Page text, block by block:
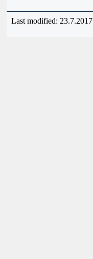
Last modified: 23.7.2017